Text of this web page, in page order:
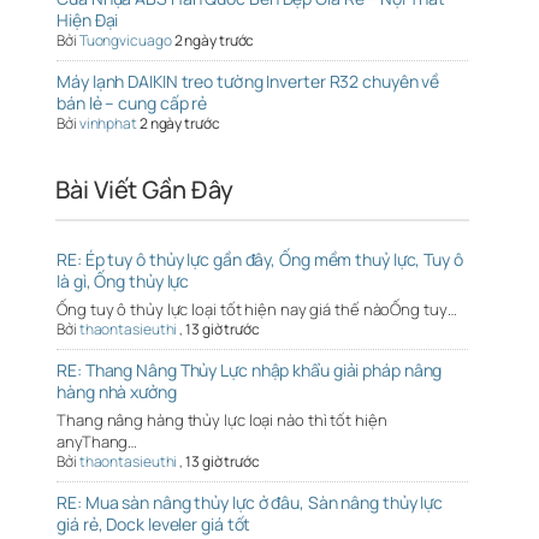
Hiện Đại
BởiTuongvicuago2 ngày trước
Máy lạnh DAIKIN treo tường Inverter R32 chuyên về
bán lẻ – cung cấp rẻ
Bởivinhphat2 ngày trước
Bài Viết Gần Đây
RE: Ép tuy ô thủy lực gần đây, Ống mềm thuỷ lực, Tuy ô
là gì, Ống thủy lực
Ống tuy ô thủy lực loại tốt hiện nay giá thế nàoỐng tuy…
Bởithaontasieuthi,13 giờ trước
RE: Thang Nâng Thủy Lực nhập khẩu giải pháp nâng
hàng nhà xưởng
Thang nâng hàng thủy lực loại nào thì tốt hiện
anyThang…
Bởithaontasieuthi,13 giờ trước
RE: Mua sàn nâng thủy lực ở đâu, Sàn nâng thủy lực
giá rẻ, Dock leveler giá tốt